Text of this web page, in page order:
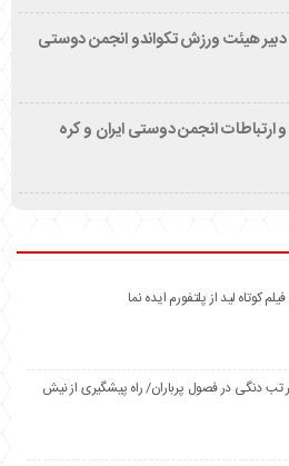
هیئت ورزش تکواندو انجمن دوستی
انجمن دوستی ایران و کره
کوتاه لید از پلتفورم ایده نما
تب دنگی در فصول پرباران/ راه پیشگیری از نیش